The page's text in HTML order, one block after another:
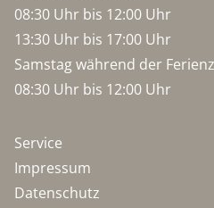
08:30 Uhr bis 12:00 Uhr
13:30 Uhr bis 17:00 Uhr
Samstag während der
08:30 Uhr bis 12:00 Uhr
Service
Impressum
Datenschutz